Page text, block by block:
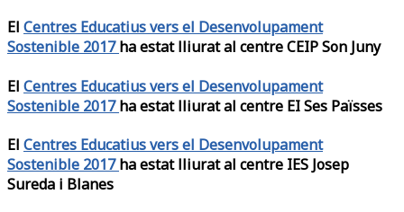
El Centres Educatius vers el Desenvolupament
Sostenible 2017ha estat lliurat al centre CEIP Son Juny
El Centres Educatius vers el Desenvolupament
Sostenible 2017ha estat lliurat al centre EI Ses Païsses
El Centres Educatius vers el Desenvolupament
Sostenible 2017ha estat lliurat al centre IES Josep
Sureda i Blanes